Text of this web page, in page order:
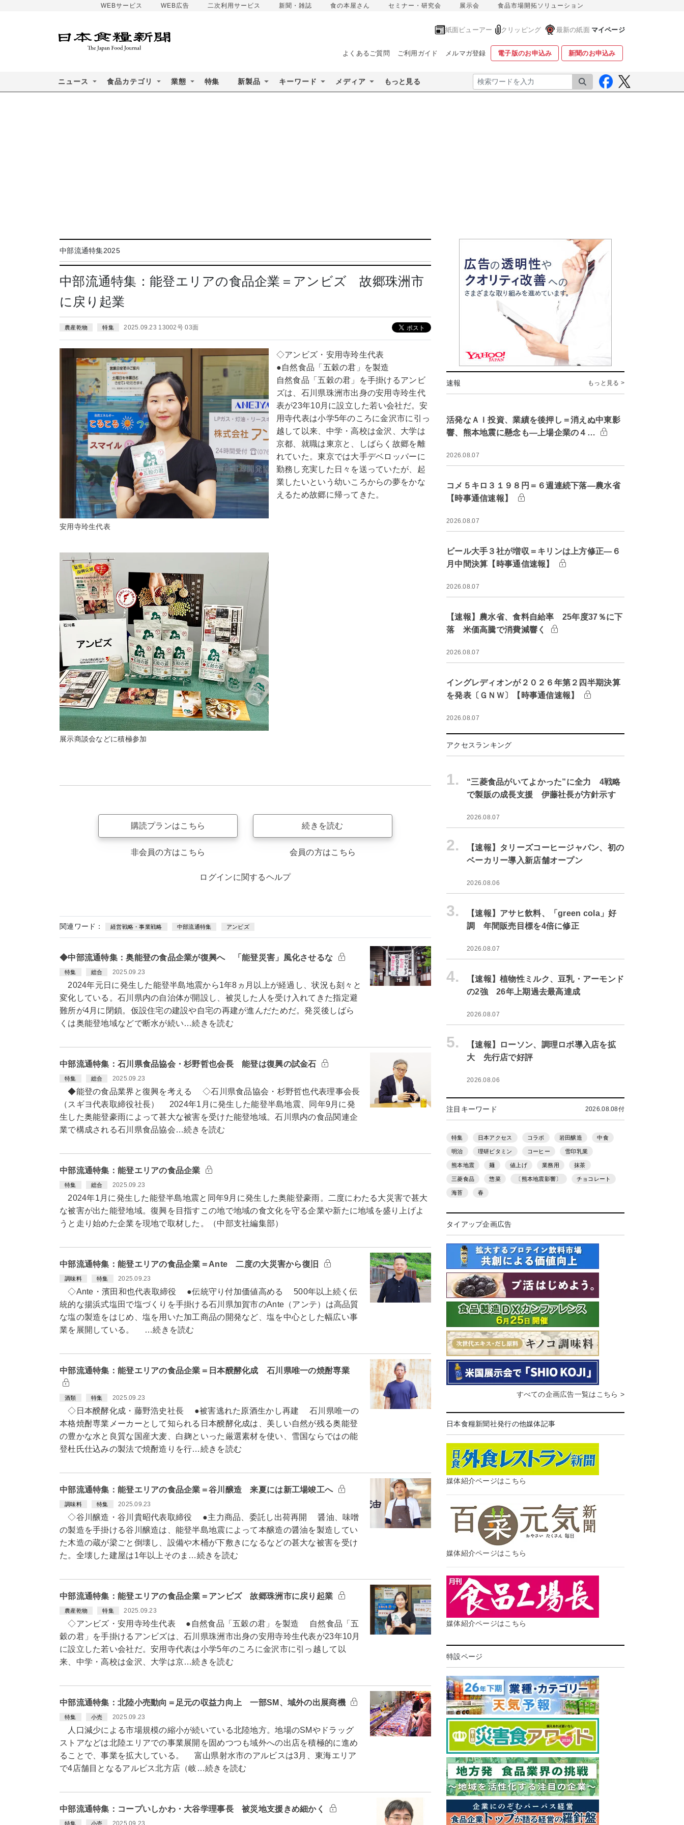
WEBサービス WEB広告 二次利用サービス 新聞・雑誌 食の本屋さん セミナー・研究会 展示会 食品市場開拓ソリューション
紙面ビューアー クリッピング 最新の紙面 マイページ
よくあるご質問 ご利用ガイド メルマガ登録 電子版のお申込み 新聞のお申込み
ニュース 食品カテゴリ 業態 特集 新製品 キーワード メディア もっと見る 検索
中部流通特集2025
中部流通特集：能登エリアの食品企業＝アンビズ 故郷珠洲市
に戻り起業
農産乾物 特集 2025.09.23 13002号 03面
安用寺玲生代表
展示商談会などに積極参加
◇アンビズ・安用寺玲生代表
●自然食品「五穀の君」を製造
自然食品「五穀の君」を手掛けるアンビ
ズは、石川県珠洲市出身の安用寺玲生代
表が23年10月に設立した若い会社だ。安
用寺代表は小学5年のころに金沢市に引っ
越して以来、中学・高校は金沢、大学は
京都、就職は東京と、しばらく故郷を離
れていた。東京では大手デベロッパーに
勤務し充実した日々を送っていたが、起
業したいという幼いころからの夢をかな
えるため故郷に帰ってきた。
購読プランはこちら
非会員の方はこちら
続きを読む
会員の方はこちら
ログインに関するヘルプ
関連ワード： 経営戦略・事業戦略 中部流通特集 アンビズ
◆中部流通特集：奥能登の食品企業が復興へ 「能登災害」風化させるな
特集 総合 2025.09.23
2024年元日に発生した能登半島地震から1年8ヵ月以上が経過し、状況も刻々と
変化している。石川県内の自治体が開設し、被災した人を受け入れてきた指定避
難所が4月に閉鎖。仮設住宅の建設や自宅の再建が進んだためだ。発災後しばら
くは奥能登地域などで断水が続い…続きを読む
中部流通特集：石川県食品協会・杉野哲也会長 能登は復興の試金石
特集 総合 2025.09.23
◆能登の食品業界と復興を考える ◇石川県食品協会・杉野哲也代表理事会長
（スギヨ代表取締役社長） 2024年1月に発生した能登半島地震、同年9月に発
生した奥能登豪雨によって甚大な被害を受けた能登地域。石川県内の食品関連企
業で構成される石川県食品協会…続きを読む
中部流通特集：能登エリアの食品企業
特集 総合 2025.09.23
2024年1月に発生した能登半島地震と同年9月に発生した奥能登豪雨。二度にわたる大災害で甚大
な被害が出た能登地域。復興を目指すこの地で地域の食文化を守る企業や新たに地域を盛り上げよ
うと走り始めた企業を現地で取材した。（中部支社編集部）
中部流通特集：能登エリアの食品企業＝Ante 二度の大災害から復旧
調味料 特集 2025.09.23
◇Ante・濱田和也代表取締役 ●伝統守り付加価値高める 500年以上続く伝
統的な揚浜式塩田で塩づくりを手掛ける石川県加賀市のAnte（アンテ）は高品質
な塩の製造をはじめ、塩を用いた加工商品の開発など、塩を中心とした幅広い事
業を展開している。 …続きを読む
中部流通特集：能登エリアの食品企業＝日本醗酵化成 石川県唯一の焼酎専業
酒類 特集 2025.09.23
◇日本醗酵化成・藤野浩史社長 ●被害逃れた原酒生かし再建 石川県唯一の
本格焼酎専業メーカーとして知られる日本醗酵化成は、美しい自然が残る奥能登
の豊かな水と良質な国産大麦、白麹といった厳選素材を使い、雪国ならではの能
登杜氏仕込みの製法で焼酎造りを行…続きを読む
中部流通特集：能登エリアの食品企業＝谷川醸造 来夏には新工場竣工へ
調味料 特集 2025.09.23
◇谷川醸造・谷川貴昭代表取締役 ●主力商品、委託し出荷再開 醤油、味噌
の製造を手掛ける谷川醸造は、能登半島地震によって本醸造の醤油を製造してい
た木造の蔵が梁ごと倒壊し、設備や木桶が下敷きになるなどの甚大な被害を受け
た。全壊した建屋は1年以上そのま…続きを読む
中部流通特集：能登エリアの食品企業＝アンビズ 故郷珠洲市に戻り起業
農産乾物 特集 2025.09.23
◇アンビズ・安用寺玲生代表 ●自然食品「五穀の君」を製造 自然食品「五
穀の君」を手掛けるアンビズは、石川県珠洲市出身の安用寺玲生代表が23年10月
に設立した若い会社だ。安用寺代表は小学5年のころに金沢市に引っ越して以
来、中学・高校は金沢、大学は京…続きを読む
中部流通特集：北陸小売動向＝足元の収益力向上 一部SM、域外の出展商機
特集 小売 2025.09.23
人口減少による市場規模の縮小が続いている北陸地方。地場のSMやドラッグ
ストアなどは北陸エリアでの事業展開を固めつつも域外への出店を積極的に進め
ることで、事業を拡大している。 富山県射水市のアルビスは3月、東海エリア
で4店舗目となるアルビス北方店（岐…続きを読む
中部流通特集：コープいしかわ・大谷学理事長 被災地支援きめ細かく
特集 小売 2025.09.23
速報 もっと見る >
活発なＡＩ投資、業績を後押し＝消えぬ中東影
響、熊本地震に懸念も―上場企業の４…
2026.08.07
コメ５キロ３１９８円＝６週連続下落―農水省
【時事通信速報】
2026.08.07
ビール大手３社が増収＝キリンは上方修正―６
月中間決算【時事通信速報】
2026.08.07
【速報】農水省、食料自給率 25年度37％に下
落 米価高騰で消費減響く
2026.08.07
イングレディオンが２０２６年第２四半期決算
を発表〔ＧＮＷ〕【時事通信速報】
2026.08.07
アクセスランキング
1.
“三菱食品がいてよかった”に全力 4戦略
で製販の成長支援 伊藤社長が方針示す
2026.08.07
2.
【速報】タリーズコーヒージャパン、初の
ベーカリー導入新店舗オープン
2026.08.06
3.
【速報】アサヒ飲料、「green cola」好
調 年間販売目標を4倍に修正
2026.08.07
4.
【速報】植物性ミルク、豆乳・アーモンド
の2強 26年上期過去最高達成
2026.08.07
5.
【速報】ローソン、調理ロボ導入店を拡
大 先行店で好評
2026.08.06
注目キーワード 2026.08.08付
特集 日本アクセス コラボ 岩田醸造 中食
明治 理研ビタミン コーヒー 雪印乳業
熊本地震 麺 値上げ 業務用 抹茶
三菱食品 惣菜 〔熊本地震影響〕 チョコレート
海苔 春
タイアップ企画広告
すべての企画広告一覧はこちら >
日本食糧新聞社発行の他媒体記事
媒体紹介ページはこちら
媒体紹介ページはこちら
媒体紹介ページはこちら
特設ページ